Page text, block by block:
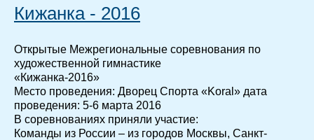
Кижанка - 2016
Открытые Межрегиональные соревнования по
художественной гимнастике
«Кижанка-2016»
Место проведения: Дворец Спорта «Koral» дата
проведения: 5-6 марта 2016
В соревнованиях приняли участие:
Команды из России – из городов Москвы, Санкт-